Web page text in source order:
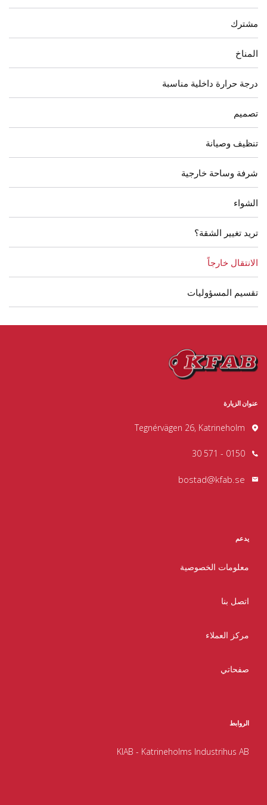
مشترك
المناخ
درجة حرارة داخلية مناسبة
تصميم
تنظيف وصيانة
شرفة وساحة خارجية
الشواء
تريد تغيير الشقة؟
الانتقال خارجاً
تقسيم المسؤوليات
عنوان الزيارة
Tegnérvägen 26, Katrineholm
0150 - 571 30
bostad@kfab.se
يدعم
معلومات الخصوصية
اتصل بنا
مركز العملاء
صفحاتي
الروابط
KIAB - Katrineholms Industrihus AB